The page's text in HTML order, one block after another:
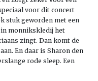
voor dit concert
stuk geworden met een
monnikskledij het
zingt. Dan komt de
En daar is Sharon den
rode sleep. Een